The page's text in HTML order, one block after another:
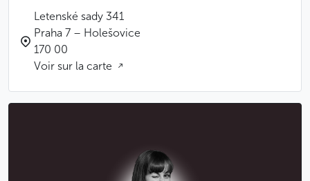
Letenské sady 341
Praha 7 – Holešovice
170 00
Voir sur la carte